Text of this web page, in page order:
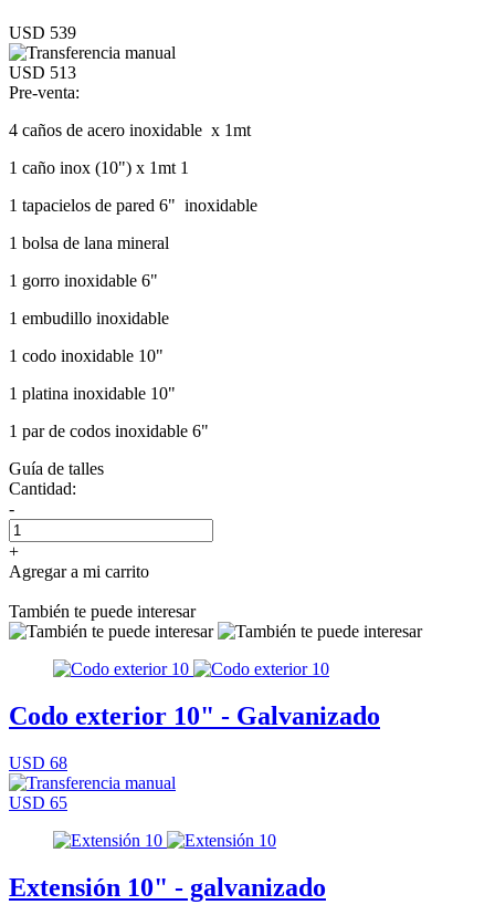
USD 539
USD 513
Pre-venta:
4 caños de acero inoxidable x 1mt
1 caño inox (10") x 1mt 1
1 tapacielos de pared 6" inoxidable
1 bolsa de lana mineral
1 gorro inoxidable 6"
1 embudillo inoxidable
1 codo inoxidable 10"
1 platina inoxidable 10"
1 par de codos inoxidable 6"
Guía de talles
Cantidad:
-
+
Agregar a mi carrito
También te puede interesar
Codo exterior 10" - Galvanizado
USD 68
USD 65
Extensión 10" - galvanizado